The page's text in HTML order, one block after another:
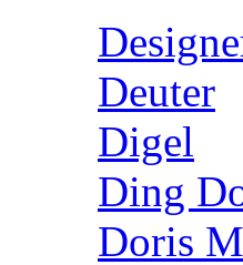
Deuter
Digel
Ding
Doris